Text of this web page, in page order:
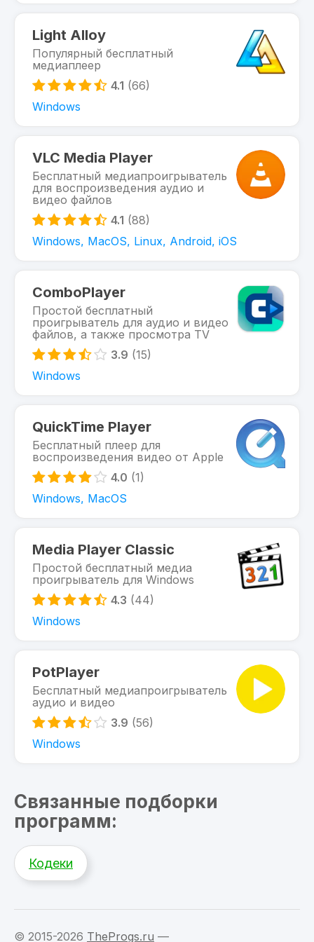
Light Alloy
Популярный бесплатный
медиаплеер
4.1 (66)
Windows
VLC Media Player
Бесплатный медиапроигрыватель
для воспроизведения аудио и
видео файлов
4.1 (88)
Windows, MacOS, Linux, Android, iOS
ComboPlayer
Простой бесплатный
проигрыватель для аудио и видео
файлов, а также просмотра TV
3.9 (15)
Windows
QuickTime Player
Бесплатный плеер для
воспроизведения видео от Apple
4.0 (1)
Windows, MacOS
Media Player Classic
Простой бесплатный медиа
проигрыватель для Windows
4.3 (44)
Windows
PotPlayer
Бесплатный медиапроигрыватель
аудио и видео
3.9 (56)
Windows
Связанные подборки
программ:
Кодеки
© 2015-2026 TheProgs.ru —